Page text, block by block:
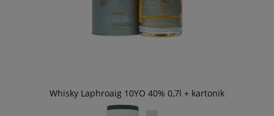
Whisky Laphroaig 10YO 40% 0,7l + kartonik